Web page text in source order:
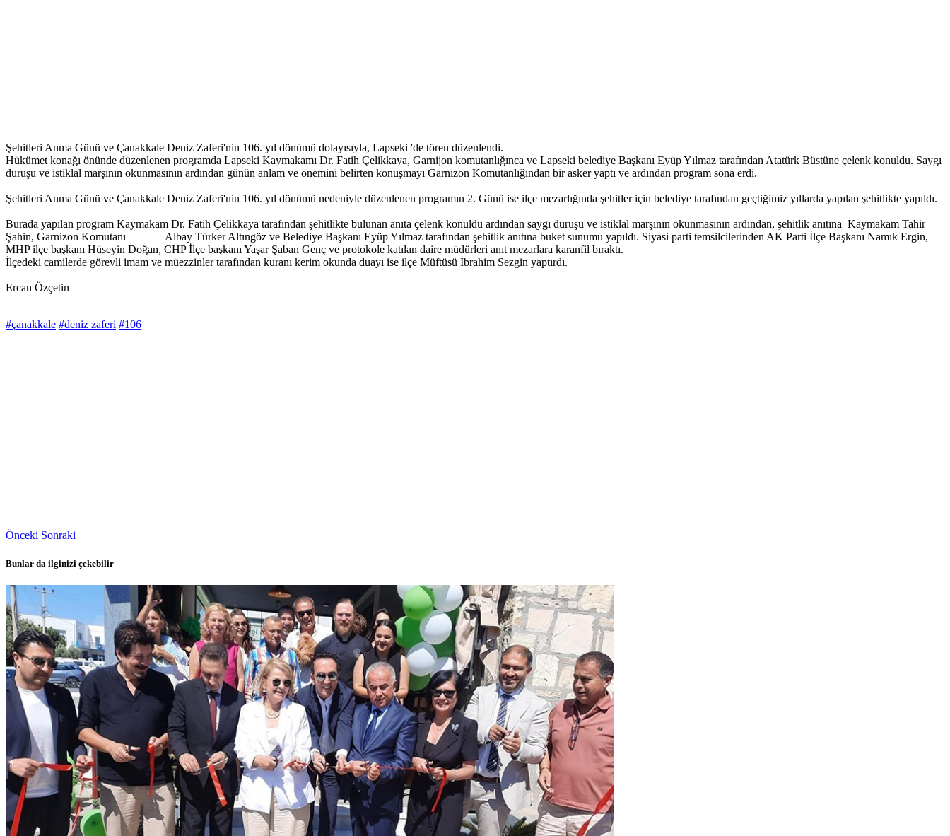
Şehitleri Anma Günü ve Çanakkale Deniz Zaferi'nin 106. yıl dönümü dolayısıyla, Lapseki 'de tören düzenlendi.
Hükümet konağı önünde düzenlenen programda Lapseki Kaymakamı Dr. Fatih Çelikkaya, Garnijon komutanlığınca ve Lapseki belediye Başkanı Eyüp Yılmaz tarafından Atatürk Büstüne çelenk konuldu. Saygı
duruşu ve istiklal marşının okunmasının ardından günün anlam ve önemini belirten konuşmayı Garnizon Komutanlığından bir asker yaptı ve ardından program sona erdi.
Şehitleri Anma Günü ve Çanakkale Deniz Zaferi'nin 106. yıl dönümü nedeniyle düzenlenen programın 2. Günü ise ilçe mezarlığında şehitler için belediye tarafından geçtiğimiz yıllarda yapılan şehitlikte yapıldı.
Burada yapılan program Kaymakam Dr. Fatih Çelikkaya tarafından şehitlikte bulunan anıta çelenk konuldu ardından saygı duruşu ve istiklal marşının okunmasının ardından, şehitlik anıtına Kaymakam Tahir
Şahin, Garnizon Komutanı Albay Türker Altıngöz ve Belediye Başkanı Eyüp Yılmaz tarafından şehitlik anıtına buket sunumu yapıldı. Siyasi parti temsilcilerinden AK Parti İlçe Başkanı Namık Ergin,
MHP ilçe başkanı Hüseyin Doğan, CHP İlçe başkanı Yaşar Şaban Genç ve protokole katılan daire müdürleri anıt mezarlara karanfil bıraktı.
İlçedeki camilerde görevli imam ve müezzinler tarafından kuranı kerim okunda duayı ise ilçe Müftüsü İbrahim Sezgin yaptırdı.
Ercan Özçetin
#çanakkale #deniz zaferi #106
Önceki Sonraki
Bunlar da ilginizi çekebilir